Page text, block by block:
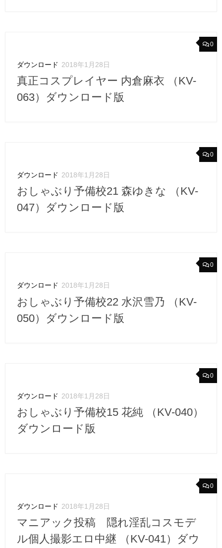
0
ダウンロード 2018年1月28日
真正コスプレイヤー 内倉麻衣 （KV-
063）ダウンロード版
0
ダウンロード 2018年1月28日
おしゃぶり予備校21 森ゆきな （KV-
047）ダウンロード版
0
ダウンロード 2018年1月28日
おしゃぶり予備校22 水沢雪乃 （KV-
050）ダウンロード版
0
ダウンロード 2018年1月28日
おしゃぶり予備校15 花純 （KV-040）
ダウンロード版
0
ダウンロード 2018年1月28日
マニアック投稿 隠れ淫乱コスモデ
ル個人撮影エロ中継 （KV-041）ダウ